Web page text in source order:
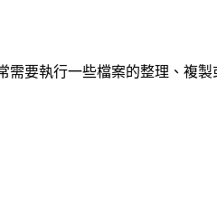
要執行一些檔案的整理、複